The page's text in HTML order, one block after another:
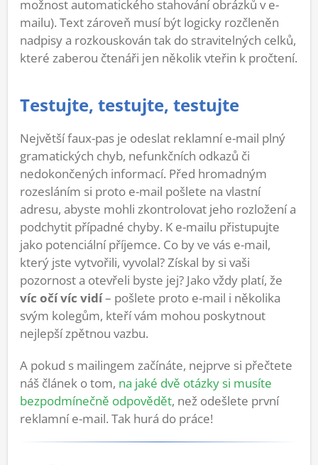
možnost automatického stahování obrázků v e-
mailu). Text zároveň musí být logicky rozčleněn
nadpisy a rozkouskován tak do stravitelných celků,
které zaberou čtenáři jen několik vteřin k pročtení.
Testujte, testujte, testujte
Největší faux-pas je odeslat reklamní e-mail plný
gramatických chyb, nefunkčních odkazů či
nedokončených informací. Před hromadným
rozesláním si proto e-mail pošlete na vlastní
adresu, abyste mohli zkontrolovat jeho rozložení a
podchytit případné chyby. K e-mailu přistupujte
jako potenciální příjemce. Co by ve vás e-mail,
který jste vytvořili, vyvolal? Získal by si vaši
pozornost a otevřeli byste jej? Jako vždy platí, že
víc očí víc vidí– pošlete proto e-mail i několika
svým kolegům, kteří vám mohou poskytnout
nejlepší zpětnou vazbu.
A pokud s mailingem začínáte, nejprve si přečtete
náš článek o tom, na jaké dvě otázky si musíte
bezpodmínečně odpovědět, než odešlete první
reklamní e-mail. Tak hurá do práce!